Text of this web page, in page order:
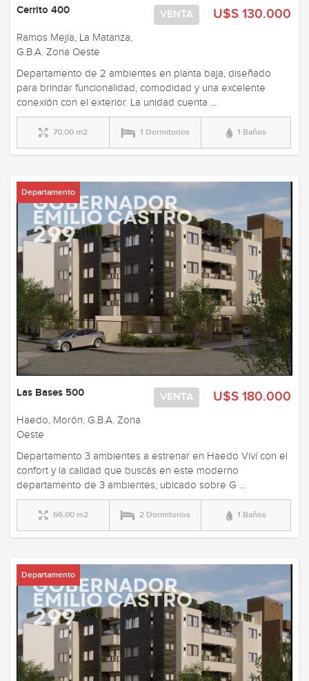
U$S 130.000
VENTA
Cerrito 400
Ramos Mejía, La Matanza,
G.B.A. Zona Oeste
Departamento de 2 ambientes en planta baja, diseñado
para brindar funcionalidad, comodidad y una excelente
conexión con el exterior. La unidad cuenta ...
70,00 m2 1 Dormitorios 1 Baños
Departamento
U$S 180.000
VENTA
Las Bases 500
Haedo, Morón, G.B.A. Zona
Oeste
Departamento 3 ambientes a estrenar en Haedo Viví con el
confort y la calidad que buscás en este moderno
departamento de 3 ambientes, ubicado sobre G ...
66,00 m2 2 Dormitorios 1 Baños
Departamento